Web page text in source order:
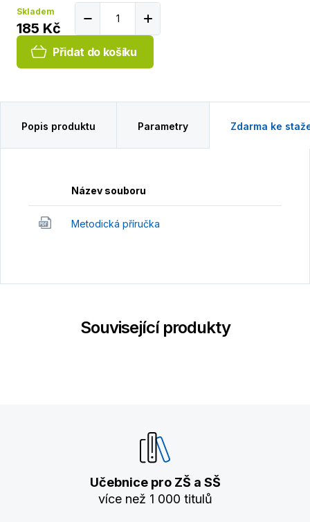
Skladem
185 Kč
Přidat do košíku
Popis produktu Parametry Zdarma ke
Název souboru
Metodická příručka
Související produkty
Učebnice pro ZŠ a SŠ
více než 1 000 titulů